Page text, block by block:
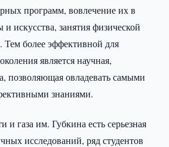
программ, вовлечение их в
искусства, занятия физической
Тем более эффективной для
является научная,
позволяющая овладевать самыми
знаниями.
газа им. Губкина есть серьезная
исследований, ряд студентов